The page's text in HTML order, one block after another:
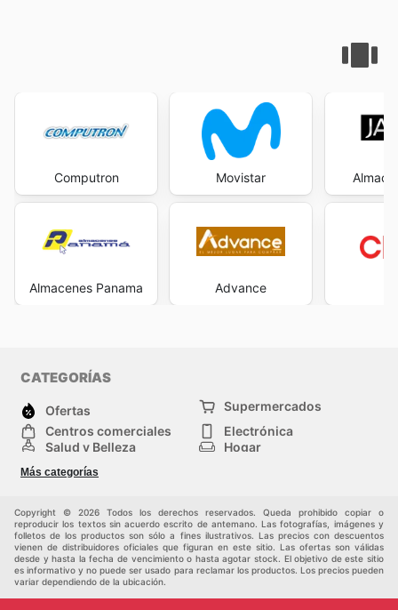
Computron
Almacenes Panama
Movistar
Advance
CATEGORÍAS
Ofertas
Supermercados
Centros comerciales
Electrónica
Salud y Belleza
Hogar
Construcción
Más categorías
Copyright © 2026 Todos los derechos reservados. Queda prohibido copiar o
reproducir los textos sin acuerdo escrito de antemano. Las fotografías, imágenes y
folletos de los productos son sólo a fines ilustrativos. Las precios con descuentos
vienen de distribuidores oficiales que figuran en este sitio. Las ofertas son válidas
desde y hasta la fecha de vencimiento o hasta agotar stock. El objetivo de este sitio
es informativo y no puede ser usado para reclamar los productos. Los precios pueden
variar dependiendo de la ubicación.